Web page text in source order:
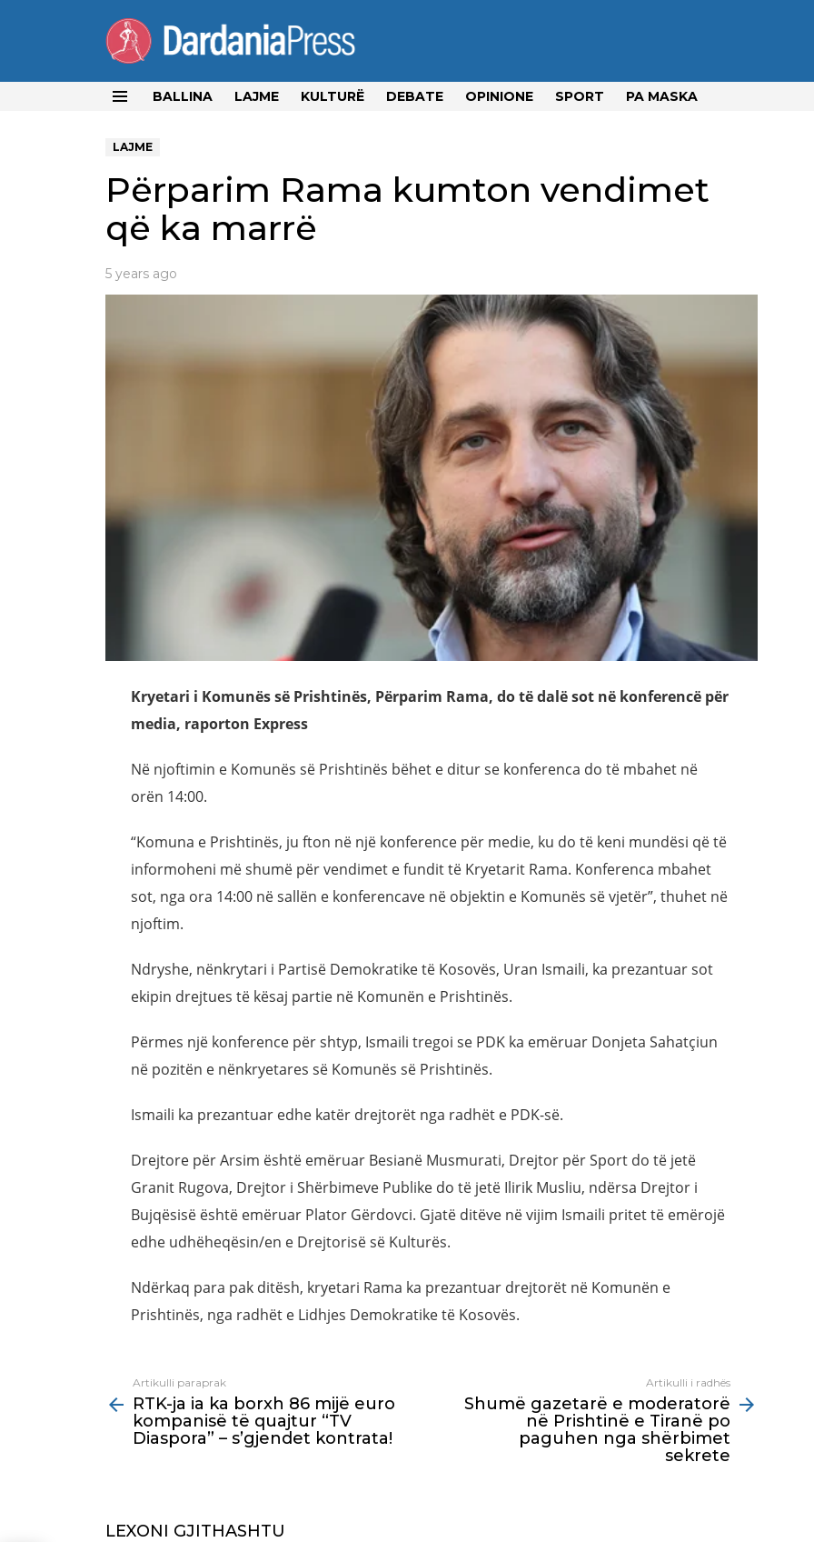
BALLINA LAJME KULTURË DEBATE OPINIONE SPORT PA MASKA
LAJME
Përparim Rama kumton vendimet
që ka marrë
5 years ago
Kryetari i Komunës së Prishtinës, Përparim Rama, do të dalë sot në konferencë për
media, raporton Express
Në njoftimin e Komunës së Prishtinës bëhet e ditur se konferenca do të mbahet në
orën 14:00.
“Komuna e Prishtinës, ju fton në një konference për medie, ku do të keni mundësi që të
informoheni më shumë për vendimet e fundit të Kryetarit Rama. Konferenca mbahet
sot, nga ora 14:00 në sallën e konferencave në objektin e Komunës së vjetër”, thuhet në
njoftim.
Ndryshe, nënkrytari i Partisë Demokratike të Kosovës, Uran Ismaili, ka prezantuar sot
ekipin drejtues të kësaj partie në Komunën e Prishtinës.
Përmes një konference për shtyp, Ismaili tregoi se PDK ka emëruar Donjeta Sahatçiun
në pozitën e nënkryetares së Komunës së Prishtinës.
Ismaili ka prezantuar edhe katër drejtorët nga radhët e PDK-së.
Drejtore për Arsim është emëruar Besianë Musmurati, Drejtor për Sport do të jetë
Granit Rugova, Drejtor i Shërbimeve Publike do të jetë Ilirik Musliu, ndërsa Drejtor i
Bujqësisë është emëruar Plator Gërdovci. Gjatë ditëve në vijim Ismaili pritet të emërojë
edhe udhëheqësin/en e Drejtorisë së Kulturës.
Ndërkaq para pak ditësh, kryetari Rama ka prezantuar drejtorët në Komunën e
Prishtinës, nga radhët e Lidhjes Demokratike të Kosovës.
more
Artikulli paraprak
RTK-ja ia ka borxh 86 mijë euro
kompanisë të quajtur “TV
Diaspora” – s’gjendet kontrata!
Artikulli i radhës
Shumë gazetarë e moderatorë
në Prishtinë e Tiranë po
paguhen nga shërbimet
sekrete
LEXONI GJITHASHTU